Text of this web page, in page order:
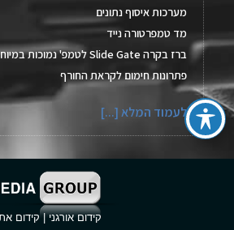
מערכות איסוף נתונים
מד טמפרטורה נייד
ברז בקרה Slide Gate לטמפ' נמוכות במיוחד
פתרונות חימום לקראת החורף
לעמוד המלא [...]
קידום אורגני|קידום